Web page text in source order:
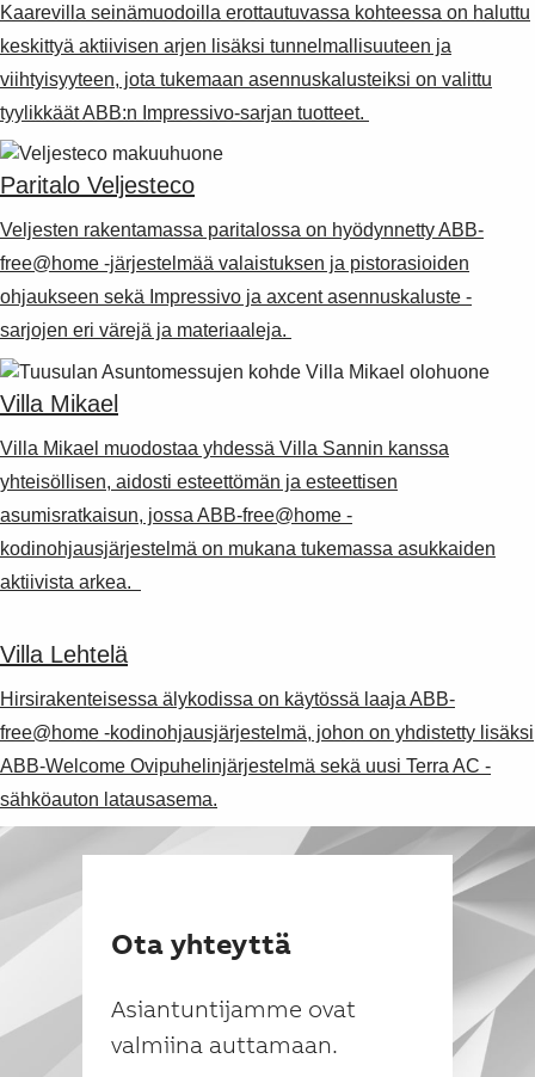
Kaarevilla seinämuodoilla erottautuvassa kohteessa on haluttu
keskittyä aktiivisen arjen lisäksi tunnelmallisuuteen ja
viihtyisyyteen, jota tukemaan asennuskalusteiksi on valittu
tyylikkäät ABB:n Impressivo-sarjan tuotteet.
Paritalo Veljesteco
Veljesten rakentamassa paritalossa on hyödynnetty ABB-
free@home -järjestelmää valaistuksen ja pistorasioiden
ohjaukseen sekä Impressivo ja axcent asennuskaluste -
sarjojen eri värejä ja materiaaleja.
Villa Mikael
Villa Mikael muodostaa yhdessä Villa Sannin kanssa
yhteisöllisen, aidosti esteettömän ja esteettisen
asumisratkaisun, jossa ABB-free@home -
kodinohjausjärjestelmä on mukana tukemassa asukkaiden
aktiivista arkea.
Villa Lehtelä
Hirsirakenteisessa älykodissa on käytössä laaja ABB-
free@home -kodinohjausjärjestelmä, johon on yhdistetty lisäksi
ABB-Welcome Ovipuhelinjärjestelmä sekä uusi Terra AC -
sähköauton latausasema.
Ota yhteyttä
Asiantuntijamme ovat
valmiina auttamaan.